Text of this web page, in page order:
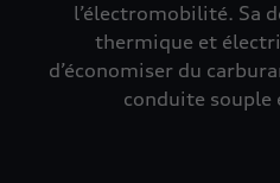
l’électromobilité. Sa
thermique et
d’économiser du
conduite souple